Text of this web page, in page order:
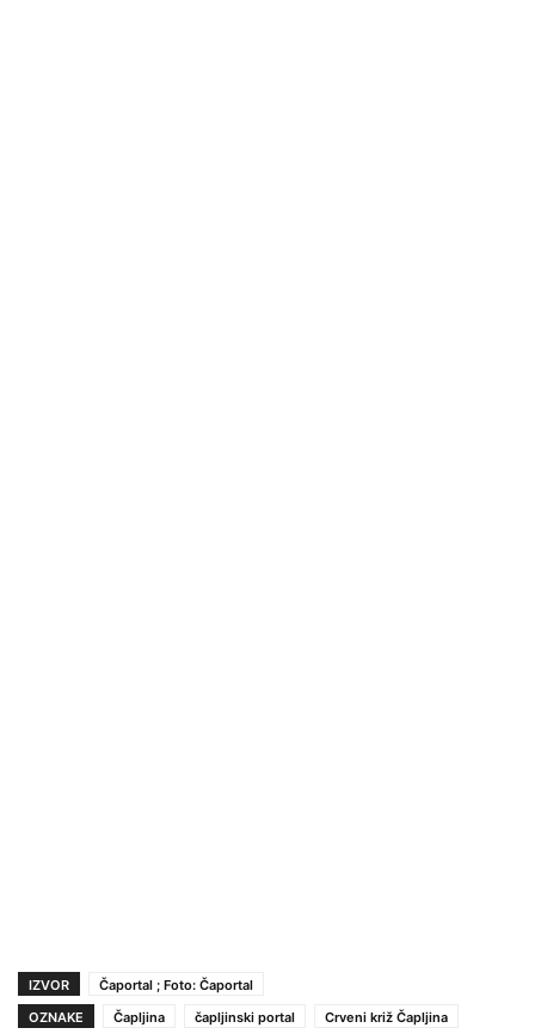
IZVOR
Čaportal ; Foto: Čaportal
OZNAKE
Čapljina čapljinski portal Crveni križ Čapljina